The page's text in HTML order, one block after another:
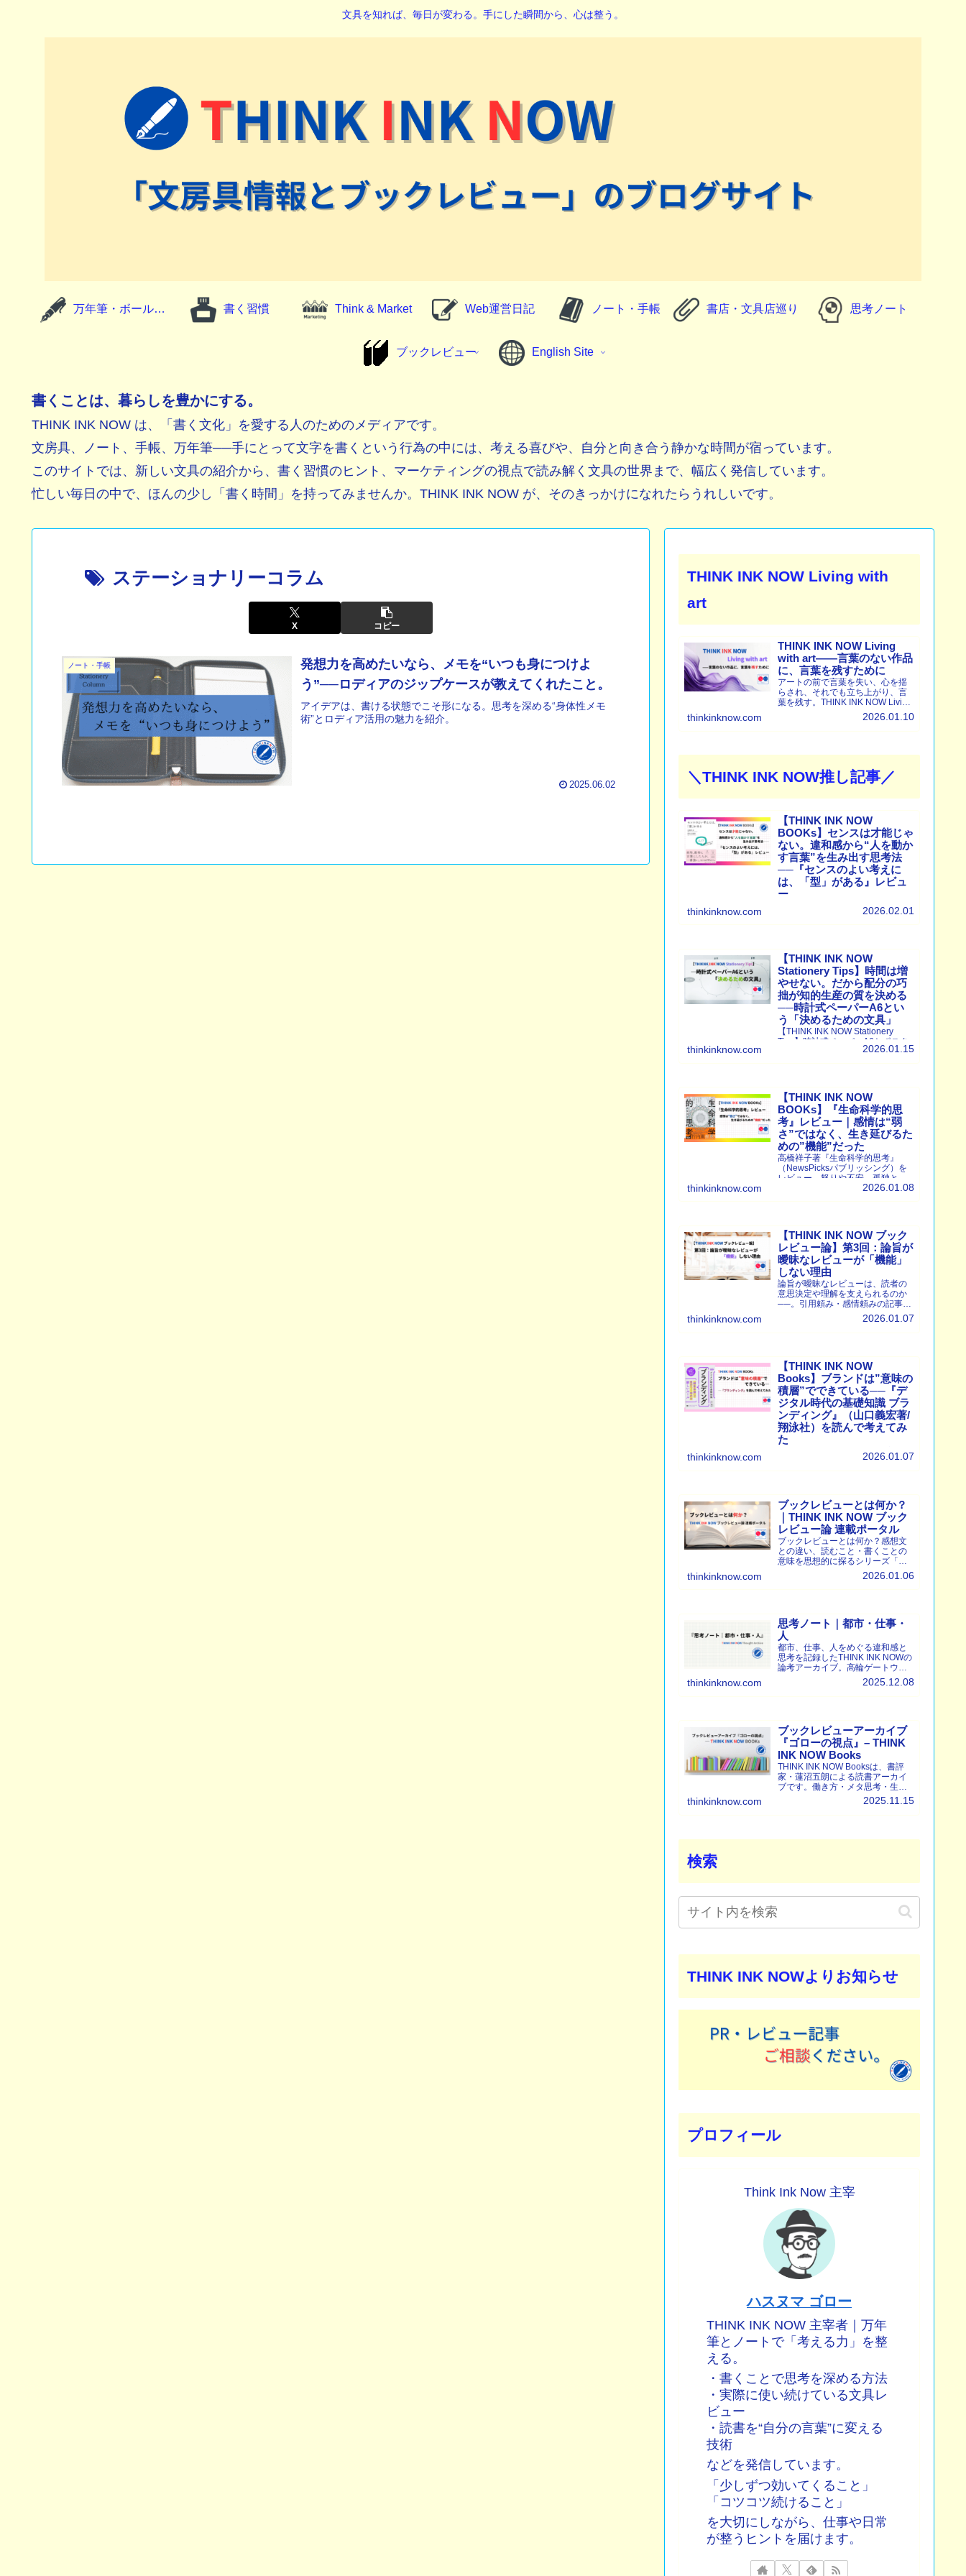
文具を知れば、毎日が変わる。手にした瞬間から、心は整う。
万年筆・ボールペン 書く習慣 Think & Market Web運営日記 ノート・手帳 書店・文具店巡り 思考ノート
ブックレビュー English Site
書くことは、暮らしを豊かにする。
THINK INK NOW は、「書く文化」を愛する人のためのメディアです。
文房具、ノート、手帳、万年筆──手にとって文字を書くという行為の中には、考える喜びや、自分と向き合う静かな時間が宿っています。
このサイトでは、新しい文具の紹介から、書く習慣のヒント、マーケティングの視点で読み解く文具の世界まで、幅広く発信しています。
忙しい毎日の中で、ほんの少し「書く時間」を持ってみませんか。THINK INK NOW が、そのきっかけになれたらうれしいです。
ステーショナリーコラム
X コピー
ノート・手帳
発想力を高めたいなら、メモを“いつも身につけよ
う”──ロディアのジップケースが教えてくれたこと。
アイデアは、書ける状態でこそ形になる。思考を深める“身体性メモ
術”とロディア活用の魅力を紹介。
2025.06.02
THINK INK NOW Living with
art
THINK INK NOW Living
with art——言葉のない作品
に、言葉を残すために
アートの前で言葉を失い、心を揺
らされ、それでも立ち上がり、言
葉を残す。THINK INK NOW Living
with art は、作品を解説せず、体験
として残すための記録です。
thinkinknow.com 2026.01.10
＼THINK INK NOW推し記事／
【THINK INK NOW
BOOKs】センスは才能じゃ
ない。違和感から“人を動か
す言葉”を生み出す思考法
──『センスのよい考えに
は、「型」がある』レビュ
ー
【THINK INK NOW BOOKs】セン
スは生まれつきではなく「型」で
て、人を動かす言葉に辿り着く思
考法を読み解く。
thinkinknow.com 2026.02.01
【THINK INK NOW
Stationery Tips】時間は増
やせない。だから配分の巧
拙が知的生産の質を決める
──時計式ペーパーA6とい
う「決めるための文具」
【THINK INK NOW Stationery
Tips】時計式ペーパーA6とポスタ
ルコ スナップパッドA6を使い、タ
産の質を高める文具レビュー。
thinkinknow.com 2026.01.15
【THINK INK NOW
BOOKs】『生命科学的思
考』レビュー｜感情は“弱
さ”ではなく、生き延びるた
めの”機能”だった
高橋祥子著『生命科学的思考』
（NewsPicksパブリッシング）を
レビュー。怒りや不安、孤独とい
った感情は「弱さ」ではなく、生
く。
thinkinknow.com 2026.01.08
【THINK INK NOW ブック
レビュー論】第3回：論旨が
曖昧なレビューが「機能」
しない理由
論旨が曖昧なレビューは、読者の
意思決定や理解を支えられるのか
──。引用頼み・感情頼みの記事が
機能しない理由を、レビューの本
thinkinknow.com 2026.01.07
【THINK INK NOW
Books】ブランドは”意味の
積層”でできている──『デ
ジタル時代の基礎知識 ブラ
ンディング』（山口義宏著/
翔泳社）を読んで考えてみ
た
ブランドとは何か──山口義宏著
『デジタル時代の基礎知識 ブラン
層という視点で考察します。
thinkinknow.com 2026.01.07
ブックレビューとは何か？
｜THINK INK NOW ブック
レビュー論 連載ポータル
ブックレビューとは何か？感想文
との違い、読むこと・書くことの
意味を思想的に探るシリーズ「ブ
ックレビュー論」のポータルペー
ジです。単なる紹介ではなく、本
thinkinknow.com 2026.01.06
思考ノート｜都市・仕事・
人
都市、仕事、人をめぐる違和感と
思考を記録したTHINK INK NOWの
論考アーカイブ。高輪ゲートウェ
イ、働く時間、生き方、孤独、消
費、書店など、日常から立ち上が
thinkinknow.com 2025.12.08
ブックレビューアーカイブ
『ゴローの視点』– THINK
INK NOW Books
THINK INK NOW Booksは、書評
家・蓮沼五朗による読書アーカイ
ブです。働き方・メタ思考・生命
科学・ビジネス書を中心に、抽象
度と実践性の両面から本質を分
thinkinknow.com 2025.11.15
検索
THINK INK NOWよりお知らせ
プロフィール
Think Ink Now 主宰
ハスヌマ ゴロー
THINK INK NOW 主宰者｜万年
筆とノートで「考える力」を整
える。
・書くことで思考を深める方法
・実際に使い続けている文具レ
ビュー
・読書を“自分の言葉”に変える
技術
などを発信しています。
「少しずつ効いてくること」
「コツコツ続けること」
を大切にしながら、仕事や日常
が整うヒントを届けます。